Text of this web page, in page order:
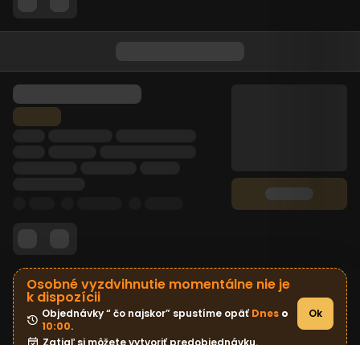
Osobné vyzdvihnutie momentálne nie je
k dispozícii
Objednávky “ čo najskor” spustíme opäť Dnes
10:00.
Zatiaľ si môžete vytvoriť predobjednávku.
Ok